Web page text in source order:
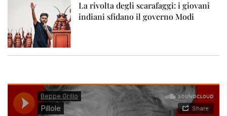
La rivolta degli scarafaggi: i giovani
indiani sfidano il governo Modi